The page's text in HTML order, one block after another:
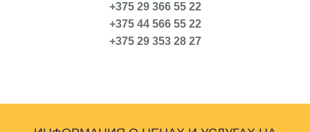
+375 29 366 55 22
+375 44 566 55 22
+375 29 353 28 27